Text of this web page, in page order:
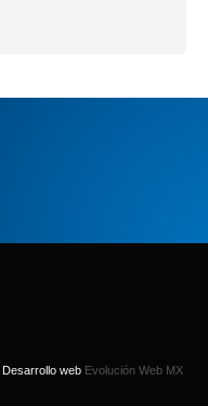
Desarrollo web Evolución Web MX